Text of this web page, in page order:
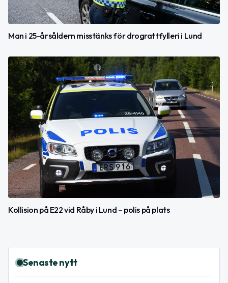
Man i 25-årsåldern misstänks för drograttfylleri i Lund
Kollision på E22 vid Råby i Lund – polis på plats
Senaste nytt